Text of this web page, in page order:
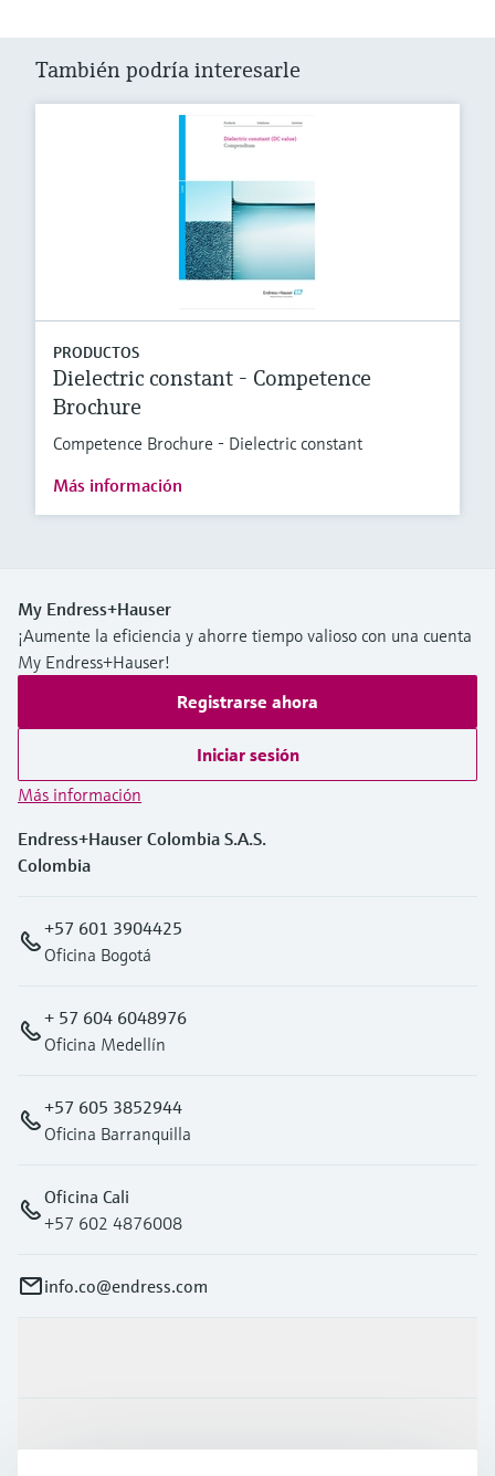
También podría interesarle
PRODUCTOS
Dielectric constant - Competence
Brochure
Competence Brochure - Dielectric constant
Más información
My Endress+Hauser
¡Aumente la eficiencia y ahorre tiempo valioso con una cuenta
My Endress+Hauser!
Registrarse ahora
Iniciar sesión
Más información
Endress+Hauser Colombia S.A.S.
Colombia
+57 601 3904425
Oficina Bogotá
+ 57 604 6048976
Oficina Medellín
+57 605 3852944
Oficina Barranquilla
Oficina Cali
+57 602 4876008
info.co@endress.com